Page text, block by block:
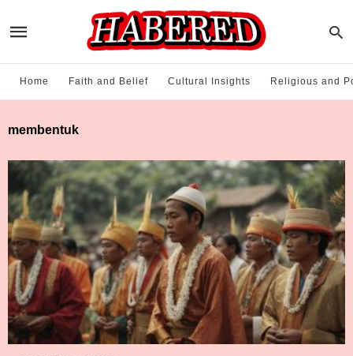
Home Faith and Belief Cultural Insights Religious and
membentuk